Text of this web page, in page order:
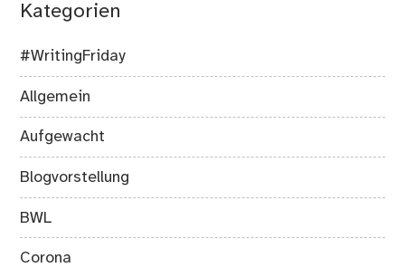
Kategorien
#WritingFriday
Allgemein
Aufgewacht
Blogvorstellung
BWL
Corona